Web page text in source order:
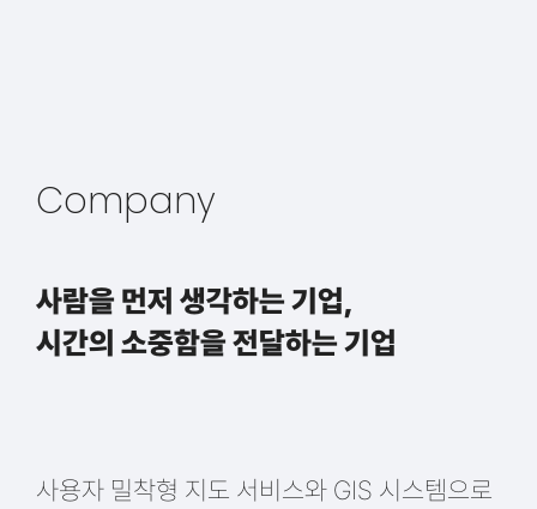
Company
사람을 먼저 생각하는 기업,
시간의 소중함을 전달하는 기업
사용자 밀착형 지도 서비스와 GIS 시스템으로